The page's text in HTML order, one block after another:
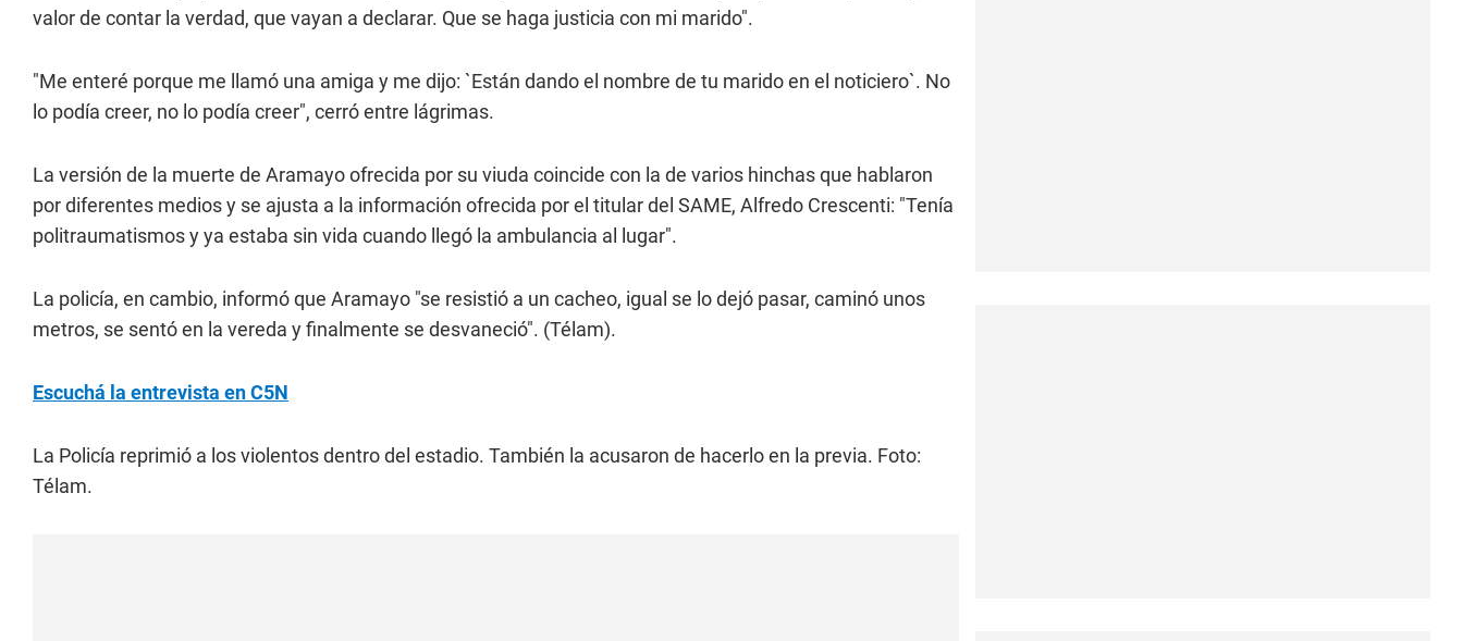
valor de contar la verdad, que vayan a declarar. Que se haga justicia con mi marido".
"Me enteré porque me llamó una amiga y me dijo: `Están dando el nombre de tu marido en el noticiero`. No
lo podía creer, no lo podía creer", cerró entre lágrimas.
La versión de la muerte de Aramayo ofrecida por su viuda coincide con la de varios hinchas que hablaron
por diferentes medios y se ajusta a la información ofrecida por el titular del SAME, Alfredo Crescenti: "Tenía
politraumatismos y ya estaba sin vida cuando llegó la ambulancia al lugar".
La policía, en cambio, informó que Aramayo "se resistió a un cacheo, igual se lo dejó pasar, caminó unos
metros, se sentó en la vereda y finalmente se desvaneció". (Télam).
Escuchá la entrevista en C5N
La Policía reprimió a los violentos dentro del estadio. También la acusaron de hacerlo en la previa. Foto:
Télam.